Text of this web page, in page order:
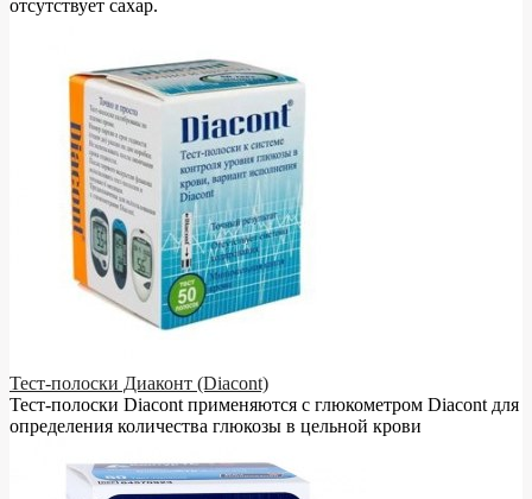
отсутствует сахар.
Тест-полоски Диаконт (Diacont)
Тест-полоски Diacont применяются с глюкометром Diacont для
определения количества глюкозы в цельной крови